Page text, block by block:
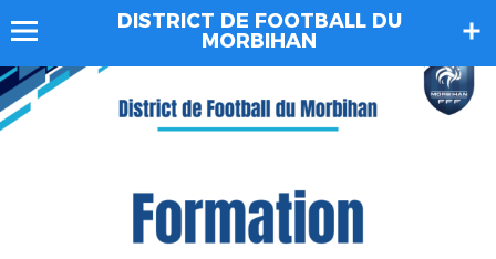
DISTRICT DE FOOTBALL DU
MORBIHAN